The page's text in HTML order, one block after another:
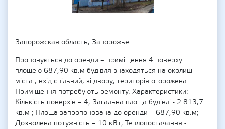
Запорожская область, Запорожье
Пропонується до оренди – приміщення 4 поверху
площею 687,90 кв.м будівля знаходяться на околиці
міста., вхід спільний, зі двору, територія огорожена.
Приміщення потребують ремонту. Характеристики:
Кількість поверхів – 4; Загальна площа будівлі - 2 813,7
кв.м ; Площа запропонована до оренди – 687,90 кв.м;
Дозволена потужність – 10 кВт; Теплопостачання -